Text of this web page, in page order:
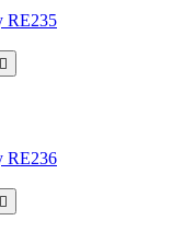
RE235

RE236
